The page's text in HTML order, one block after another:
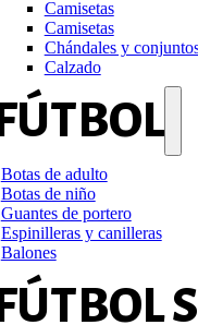
Camisetas
Camisetas
Chándales y
Calzado
FÚTBOL
Botas de adulto
Botas de niño
Guantes de portero
Espinilleras y canilleras
Balones
FÚTBOL